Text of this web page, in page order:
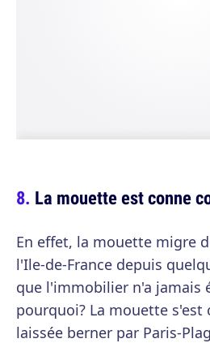
La mouette est conne
En effet, la mouette migre
l'Ile-de-France depuis
que l'immobilier n'a jamais
pourquoi? La mouette s'est
laissée berner par Paris-